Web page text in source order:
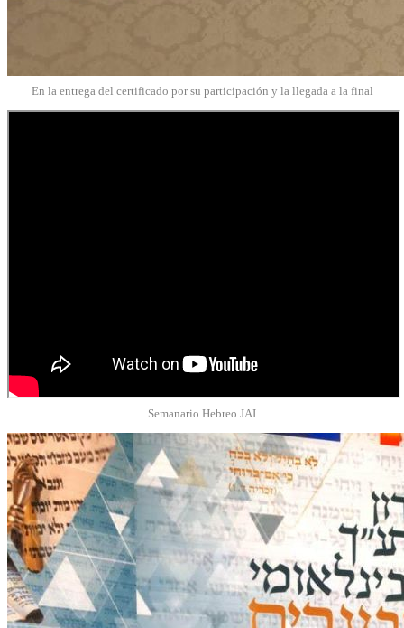
En la entrega del certificado por su participación y la llegada a la final
Semanario Hebreo JAI